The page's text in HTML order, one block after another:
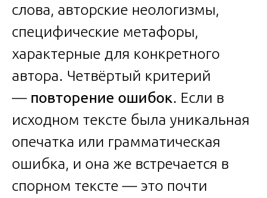
слова, авторские неологизмы,
специфические метафоры,
характерные для конкретного
автора. Четвёртый критерий
— повторение ошибок. Если в
исходном тексте была уникальная
опечатка или грамматическая
ошибка, и она же встречается в
спорном тексте — это почти